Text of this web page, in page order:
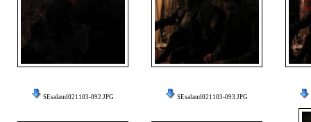
SEsalaud021103-092.JPG SEsalaud021103-093.JPG